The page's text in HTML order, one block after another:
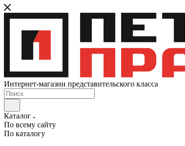
Интернет-магазин представительского класса
Каталог
По всему сайту
По каталогу